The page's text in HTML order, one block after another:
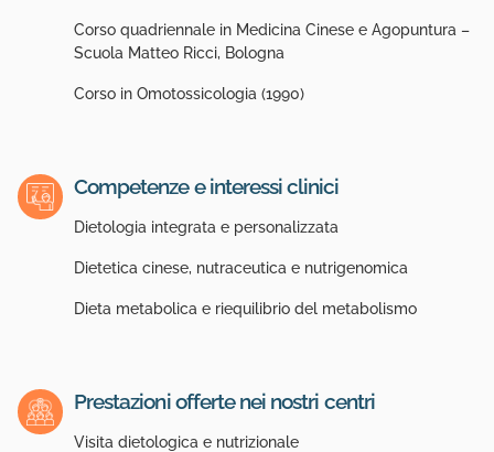
Corso quadriennale in Medicina Cinese e Agopuntura –
Scuola Matteo Ricci, Bologna
Corso in Omotossicologia (1990)
Competenze e interessi clinici
Dietologia integrata e personalizzata
Dietetica cinese, nutraceutica e nutrigenomica
Dieta metabolica e riequilibrio del metabolismo
Prestazioni offerte nei nostri centri
Visita dietologica e nutrizionale